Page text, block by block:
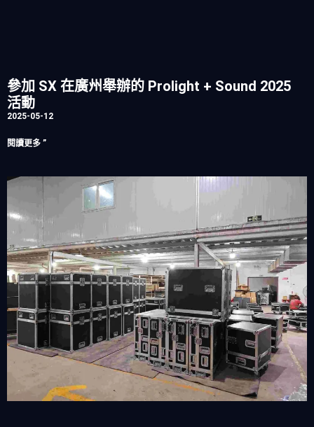
參加 SX 在廣州舉辦的 Prolight + Sound 2025
活動
2025-05-12
閱讀更多 ”